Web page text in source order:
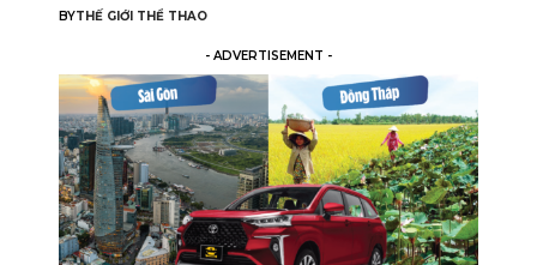
BYTHẾ GIỚI THỂ THAO
- ADVERTISEMENT -